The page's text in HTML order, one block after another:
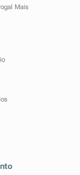
Mais